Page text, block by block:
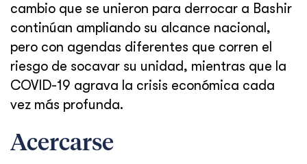
cambio que se unieron para derrocar a Bashir
continúan ampliando su alcance nacional,
pero con agendas diferentes que corren el
riesgo de socavar su unidad, mientras que la
COVID-19 agrava la crisis económica cada
vez más profunda.
Acercarse